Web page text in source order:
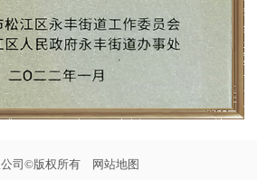
司©版权所有 网站地图